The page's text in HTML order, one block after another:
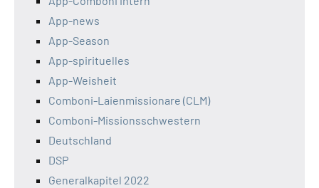
App-news
App-Season
App-spirituelles
App-Weisheit
Comboni-Laienmissionare (CLM)
Comboni-Missionsschwestern
Deutschland
DSP
Generalkapitel 2022